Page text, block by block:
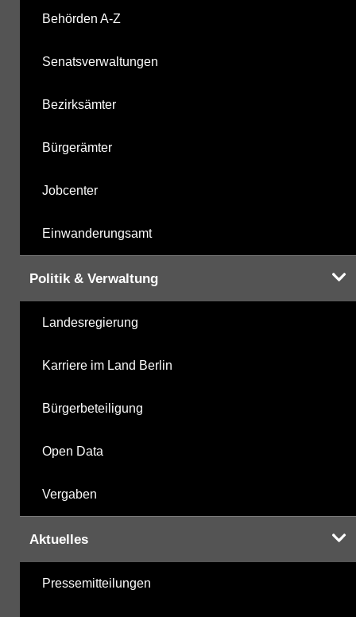
Behörden A-Z
Senatsverwaltungen
Bezirksämter
Bürgerämter
Jobcenter
Einwanderungsamt
Politik & Verwaltung
Landesregierung
Karriere im Land Berlin
Bürgerbeteiligung
Open Data
Vergaben
Aktuelles
Pressemitteilungen